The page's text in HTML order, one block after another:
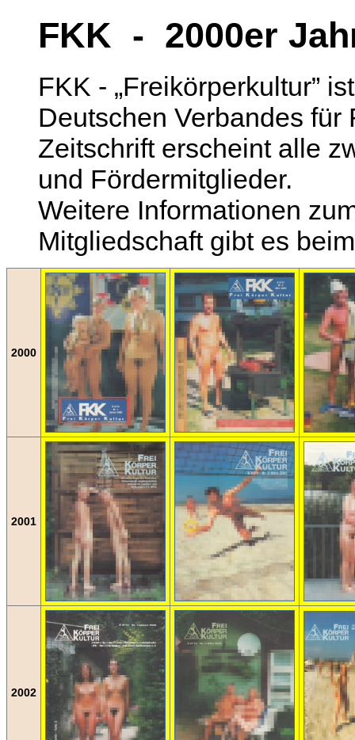
FKK - 2000er
FKK - „Freikörperkultur”
Deutschen Verbandes für
Zeitschrift erscheint alle
und Fördermitglieder.
Weitere Informationen
Mitgliedschaft gibt es
2000
2001
2002